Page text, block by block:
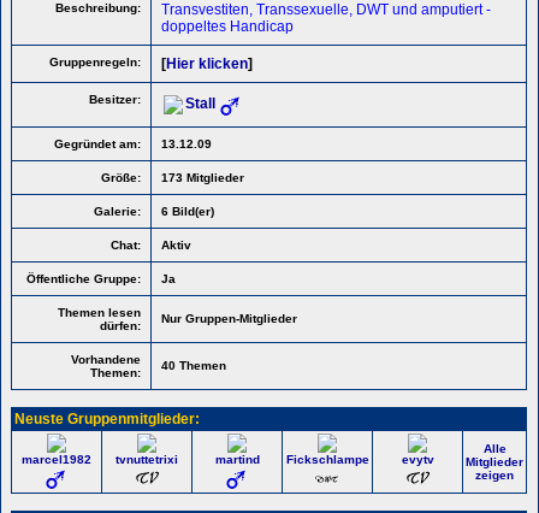
Beschreibung:
Transvestiten, Transsexuelle, DWT und amputiert -
doppeltes Handicap
Gruppenregeln: [Hier klicken]
Besitzer: Stall
Gegründet am: 13.12.09
Größe: 173 Mitglieder
Galerie: 6 Bild(er)
Chat: Aktiv
Öffentliche Gruppe: Ja
Themen lesen
dürfen:
Nur Gruppen-Mitglieder
Vorhandene
Themen:
40 Themen
Neuste Gruppenmitglieder:
marcel1982 tvnuttetrixi martind Fickschlampe evytv
Alle
Mitglieder
zeigen